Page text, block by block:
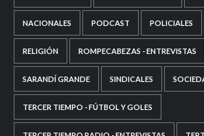
NACIONALES PODCAST POLICIALES
RELIGIÓN ROMPECABEZAS - ENTREVISTAS
SARANDÍ GRANDE SINDICALES
TERCER TIEMPO - FÚTBOL Y GOLES